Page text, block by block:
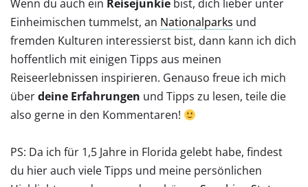
Wenn du auch ein Reisejunkie bist, dich lieber unter
Einheimischen tummelst, an Nationalparks und
fremden Kulturen interessierst bist, dann kann ich dich
hoffentlich mit einigen Tipps aus meinen
Reiseerlebnissen inspirieren. Genauso freue ich mich
überdeine Erfahrungen und Tipps zu lesen, teile die
also gerne in den Kommentaren!
PS: Da ich für 1,5 Jahre in Florida gelebt habe, findest
du hier auch viele Tipps und meine persönlichen